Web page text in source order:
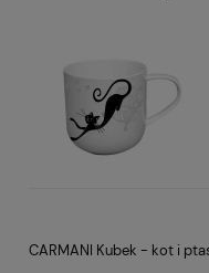
CARMANI Kubek - kot i